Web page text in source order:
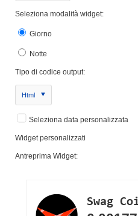
Seleziona modalità widget:
Giorno
Notte
Tipo di codice output:
Html
Seleziona data personalizzata
Widget personalizzati
Antreprima Widget: